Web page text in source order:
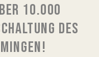
10.000
DES